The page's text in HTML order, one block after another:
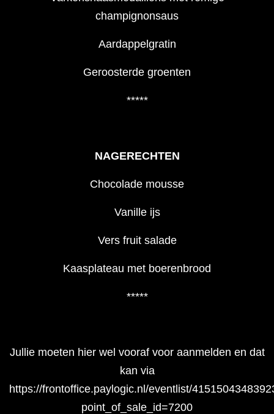
champignonsaus
Aardappelgratin
Geroosterde groenten
*****
NAGERECHTEN
Chocolade mousse
Vanille ijs
Vers fruit salade
Kaasplateau met boerenbrood
*****
Jullie moeten hier wel vooraf voor aanmelden en dat
kan via
https://frontoffice.paylogic.nl/eventlist/
point_of_sale_id=7200